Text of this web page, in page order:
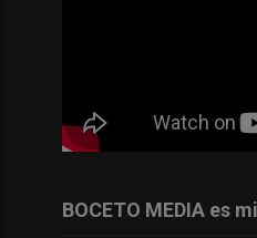
BOCETO MEDIA es